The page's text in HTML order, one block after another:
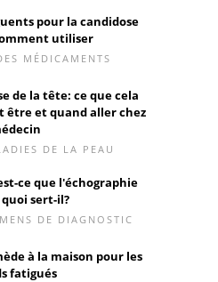
pour la candidose
utiliser
MÉDICAMENTS
de la tête: ce que cela
être et quand aller chez
DE LA PEAU
ce que l'échographie
sert-il?
DE DIAGNOSTIC
à la maison pour les
fatigués